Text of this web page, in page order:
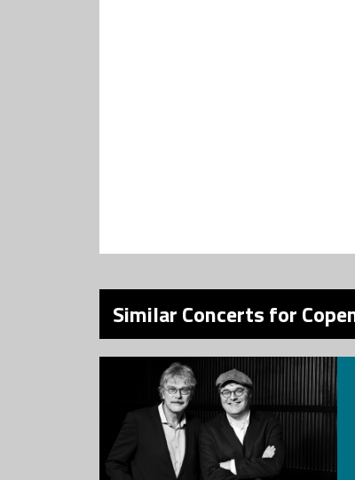
Similar Concerts for